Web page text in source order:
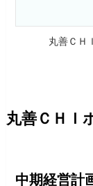
丸善ＣＨ
丸善ＣＨＩ
中期経営計